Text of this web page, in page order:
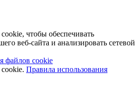
чтобы обеспечивать
веб-сайта и анализировать сетевой
файлов cookie
Правила использования